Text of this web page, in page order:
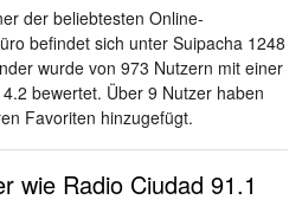
der beliebtesten Online-
befindet sich unter Suipacha 1248
wurde von 973 Nutzern mit einer
bewertet. Über 9 Nutzer haben
Favoriten hinzugefügt.
wie Radio Ciudad 91.1